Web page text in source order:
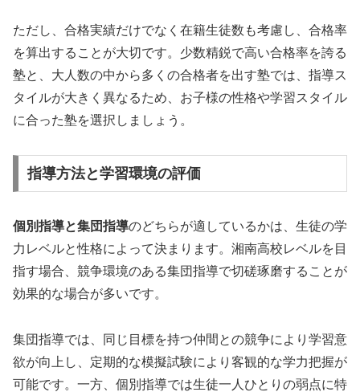
ただし、合格実績だけでなく在籍生徒数も考慮し、合格率
を算出することが大切です。少数精鋭で高い合格率を誇る
塾と、大人数の中から多くの合格者を出す塾では、指導ス
タイルが大きく異なるため、お子様の性格や学習スタイル
に合った塾を選択しましょう。
指導方法と学習環境の評価
個別指導と集団指導のどちらが適しているかは、生徒の学
力レベルと性格によって決まります。湘南高校レベルを目
指す場合、競争環境のある集団指導で切磋琢磨することが
効果的な場合が多いです。
集団指導では、同じ目標を持つ仲間との競争により学習意
欲が向上し、定期的な模擬試験により客観的な学力把握が
可能です。一方、個別指導では生徒一人ひとりの弱点に特